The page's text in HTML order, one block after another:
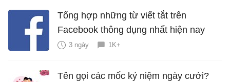
Tổng hợp những từ viết tắt trên
Facebook thông dụng nhất hiện nay
3 ngày 1K+
Tên gọi các mốc kỷ niệm ngày cưới?